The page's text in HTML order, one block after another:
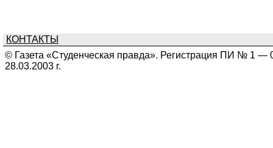
КОНТАКТЫ
© Газета «Студенческая правда». Регистрация ПИ № 1 —
28.03.2003 г.